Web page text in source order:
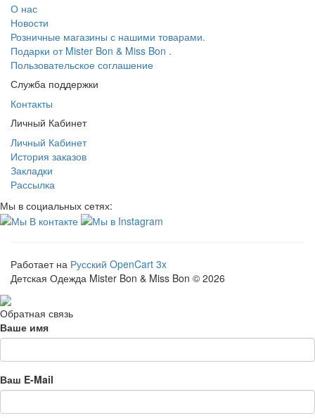
О нас
Новости
Розничные магазины с нашими товарами.
Подарки от Mister Bon & Miss Bon .
Пользовательское соглашение
Служба поддержки
Контакты
Личный Кабинет
Личный Кабинет
История заказов
Закладки
Рассылка
Мы в социальных сетях:
Работает на Русский OpenCart 3x
Детская Одежда Mister Bon & Miss Bon © 2026
Обратная связь
Ваше имя
Ваш E-Mail